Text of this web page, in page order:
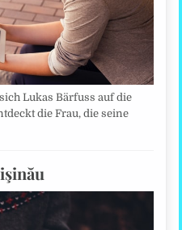
Lukas Bärfuss auf die
die Frau, die seine